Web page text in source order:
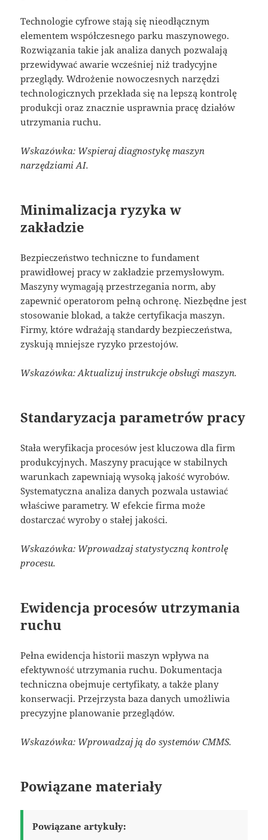
Technologie cyfrowe stają się nieodłącznym
elementem współczesnego parku maszynowego.
Rozwiązania takie jak analiza danych pozwalają
przewidywać awarie wcześniej niż tradycyjne
przeglądy. Wdrożenie nowoczesnych narzędzi
technologicznych przekłada się na lepszą kontrolę
produkcji oraz znacznie usprawnia pracę działów
utrzymania ruchu.
Wskazówka: Wspieraj diagnostykę maszyn
narzędziami AI.
Minimalizacja ryzyka w
zakładzie
Bezpieczeństwo techniczne to fundament
prawidłowej pracy w zakładzie przemysłowym.
Maszyny wymagają przestrzegania norm, aby
zapewnić operatorom pełną ochronę. Niezbędne jest
stosowanie blokad, a także certyfikacja maszyn.
Firmy, które wdrażają standardy bezpieczeństwa,
zyskują mniejsze ryzyko przestojów.
Wskazówka: Aktualizuj instrukcje obsługi maszyn.
Standaryzacja parametrów pracy
Stała weryfikacja procesów jest kluczowa dla firm
produkcyjnych. Maszyny pracujące w stabilnych
warunkach zapewniają wysoką jakość wyrobów.
Systematyczna analiza danych pozwala ustawiać
właściwe parametry. W efekcie firma może
dostarczać wyroby o stałej jakości.
Wskazówka: Wprowadzaj statystyczną kontrolę
procesu.
Ewidencja procesów utrzymania
ruchu
Pełna ewidencja historii maszyn wpływa na
efektywność utrzymania ruchu. Dokumentacja
techniczna obejmuje certyfikaty, a także plany
konserwacji. Przejrzysta baza danych umożliwia
precyzyjne planowanie przeglądów.
Wskazówka: Wprowadzaj ją do systemów CMMS.
Powiązane materiały
Powiązane artykuły: